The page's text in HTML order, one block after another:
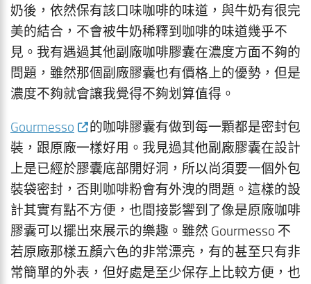
奶後，依然保有該口味咖啡的味道，與牛奶有很完
美的結合，不會被牛奶稀釋到咖啡的味道幾乎不
見。我有遇過其他副廠咖啡膠囊在濃度方面不夠的
問題，雖然那個副廠膠囊也有價格上的優勢，但是
濃度不夠就會讓我覺得不夠划算值得。
Gourmesso
的咖啡膠囊有做到每一顆都是密封包
裝，跟原廠一樣好用。我見過其他副廠膠囊在設計
上是已經於膠囊底部開好洞，所以尚須要一個外包
裝袋密封，否則咖啡粉會有外洩的問題。這樣的設
計其實有點不方便，也間接影響到了像是原廠咖啡
膠囊可以擺出來展示的樂趣。雖然 Gourmesso 不
若原廠那樣五顏六色的非常漂亮，有的甚至只有非
常簡單的外表，但好處是至少保存上比較方便，也